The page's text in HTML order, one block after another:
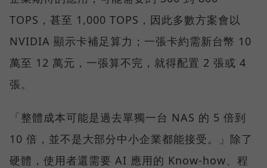
TOPS，甚至 1,000 TOPS，因此多數方案會以
NVIDIA 顯示卡補足算力；一張卡約需新台幣 10
萬至 12 萬元，一張算不完，就得配置 2 張或 4
張。
「整體成本可能是過去單獨一台 NAS 的 5 倍到
10 倍，並不是大部分中小企業都能接受。」除了
硬體，使用者還需要 AI 應用的 Know-how、程